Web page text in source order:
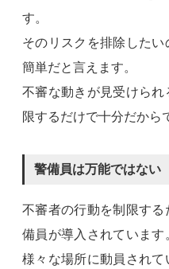
す。
そのリスクを排除した
簡単だと言えます。
不審な動きが見受けられ
限するだけで十分だから
警備員は万能ではない
不審者の行動を制限す
備員が導入されていま
様々な場所に動員され